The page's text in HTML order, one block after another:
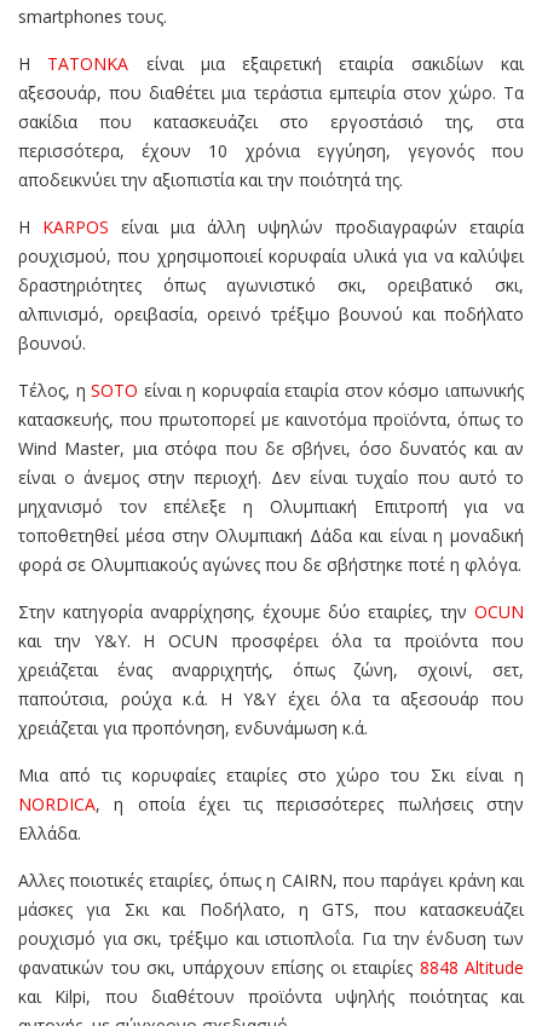
smartphones τους.
Η TATONKA είναι μια εξαιρετική εταιρία σακιδίων και
αξεσουάρ, που διαθέτει μια τεράστια εμπειρία στον χώρο. Τα
σακίδια που κατασκευάζει στο εργοστάσιό της, στα
περισσότερα, έχουν 10 χρόνια εγγύηση, γεγονός που
αποδεικνύει την αξιοπιστία και την ποιότητά της.
Η KARPOS είναι μια άλλη υψηλών προδιαγραφών εταιρία
ρουχισμού, που χρησιμοποιεί κορυφαία υλικά για να καλύψει
δραστηριότητες όπως αγωνιστικό σκι, ορειβατικό σκι,
αλπινισμό, ορειβασία, ορεινό τρέξιμο βουνού και ποδήλατο
βουνού.
Τέλος, ηSOTO είναι η κορυφαία εταιρία στον κόσμο ιαπωνικής
κατασκευής, που πρωτοπορεί με καινοτόμα προϊόντα, όπως το
Wind Master, μια στόφα που δε σβήνει, όσο δυνατός και αν
είναι ο άνεμος στην περιοχή. Δεν είναι τυχαίο που αυτό το
μηχανισμό τον επέλεξε η Ολυμπιακή Επιτροπή για να
τοποθετηθεί μέσα στην Ολυμπιακή Δάδα και είναι η μοναδική
φορά σε Ολυμπιακούς αγώνες που δε σβήστηκε ποτέ η φλόγα.
Στην κατηγορία αναρρίχησης, έχουμε δύο εταιρίες, την OCUN
και την Y&Y. Η OCUN προσφέρει όλα τα προϊόντα που
χρειάζεται ένας αναρριχητής, όπως ζώνη, σχοινί, σετ,
παπούτσια, ρούχα κ.ά. Η Y&Y έχει όλα τα αξεσουάρ που
χρειάζεται για προπόνηση, ενδυνάμωση κ.ά.
Μια από τις κορυφαίες εταιρίες στο χώρο του Σκι είναι η
NORDICA, η οποία έχει τις περισσότερες πωλήσεις στην
Ελλάδα.
Αλλες ποιοτικές εταιρίες, όπως η CAIRN, που παράγει κράνη και
μάσκες για Σκι και Ποδήλατο, η GTS, που κατασκευάζει
ρουχισμό για σκι, τρέξιμο και ιστιοπλοΐα. Για την ένδυση των
φανατικών του σκι, υπάρχουν επίσης οι εταιρίες 8848 Altitude
και Kilpi, που διαθέτουν προϊόντα υψηλής ποιότητας και